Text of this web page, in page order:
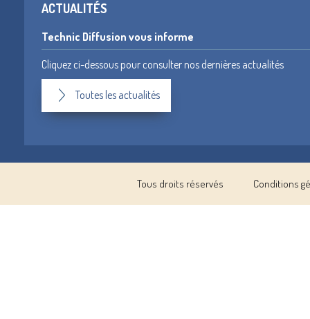
ACTUALITÉS
Technic Diffusion vous informe
Cliquez ci-dessous pour consulter nos dernières actualités
Toutes les actualités
Tous droits réservés Conditions